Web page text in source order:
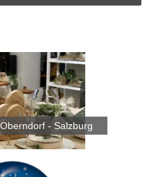
- Salzburg